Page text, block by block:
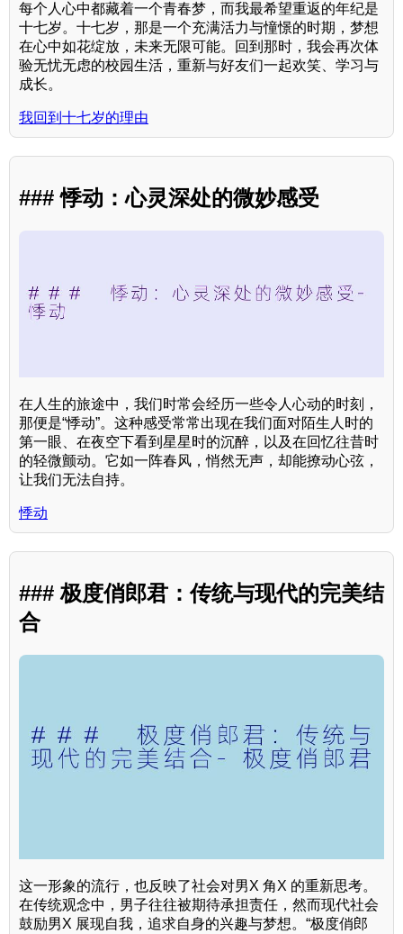
每个人心中都藏着一个青春梦，而我最希望重返的年纪是
十七岁。十七岁，那是一个充满活力与憧憬的时期，梦想
在心中如花绽放，未来无限可能。回到那时，我会再次体
验无忧无虑的校园生活，重新与好友们一起欢笑、学习与
成长。
我回到十七岁的理由
### 悸动：心灵深处的微妙感受
在人生的旅途中，我们时常会经历一些令人心动的时刻，
那便是“悸动”。这种感受常常出现在我们面对陌生人时的
第一眼、在夜空下看到星星时的沉醉，以及在回忆往昔时
的轻微颤动。它如一阵春风，悄然无声，却能撩动心弦，
让我们无法自持。
悸动
### 极度俏郎君：传统与现代的完美结
合
这一形象的流行，也反映了社会对男X 角X 的重新思考。
在传统观念中，男子往往被期待承担责任，然而现代社会
鼓励男X 展现自我，追求自身的兴趣与梦想。“极度俏郎